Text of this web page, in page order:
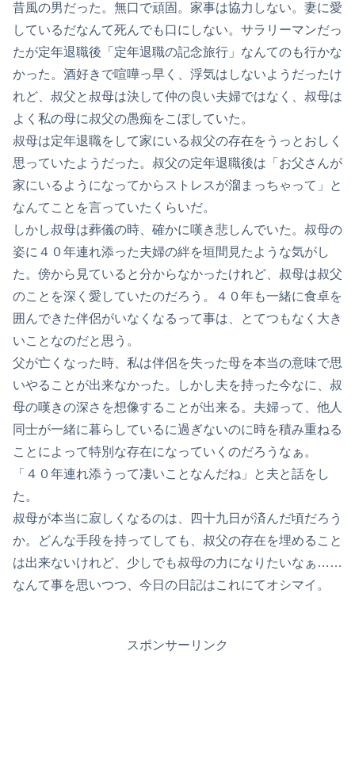
昔風の男だった。無口で頑固。家事は協力しない。妻に愛
しているだなんて死んでも口にしない。サラリーマンだっ
たが定年退職後「定年退職の記念旅行」なんてのも行かな
かった。酒好きで喧嘩っ早く、浮気はしないようだったけ
れど、叔父と叔母は決して仲の良い夫婦ではなく、叔母は
よく私の母に叔父の愚痴をこぼしていた。
叔母は定年退職をして家にいる叔父の存在をうっとおしく
思っていたようだった。叔父の定年退職後は「お父さんが
家にいるようになってからストレスが溜まっちゃって」と
なんてことを言っていたくらいだ。
しかし叔母は葬儀の時、確かに嘆き悲しんでいた。叔母の
姿に４０年連れ添った夫婦の絆を垣間見たような気がし
た。傍から見ていると分からなかったけれど、叔母は叔父
のことを深く愛していたのだろう。４０年も一緒に食卓を
囲んできた伴侶がいなくなるって事は、とてつもなく大き
いことなのだと思う。
父が亡くなった時、私は伴侶を失った母を本当の意味で思
いやることが出来なかった。しかし夫を持った今なに、叔
母の嘆きの深さを想像することが出来る。夫婦って、他人
同士が一緒に暮らしているに過ぎないのに時を積み重ねる
ことによって特別な存在になっていくのだろうなぁ。
「４０年連れ添うって凄いことなんだね」と夫と話をし
た。
叔母が本当に寂しくなるのは、四十九日が済んだ頃だろう
か。どんな手段を持ってしても、叔父の存在を埋めること
は出来ないけれど、少しでも叔母の力になりたいなぁ……
なんて事を思いつつ、今日の日記はこれにてオシマイ。
スポンサーリンク